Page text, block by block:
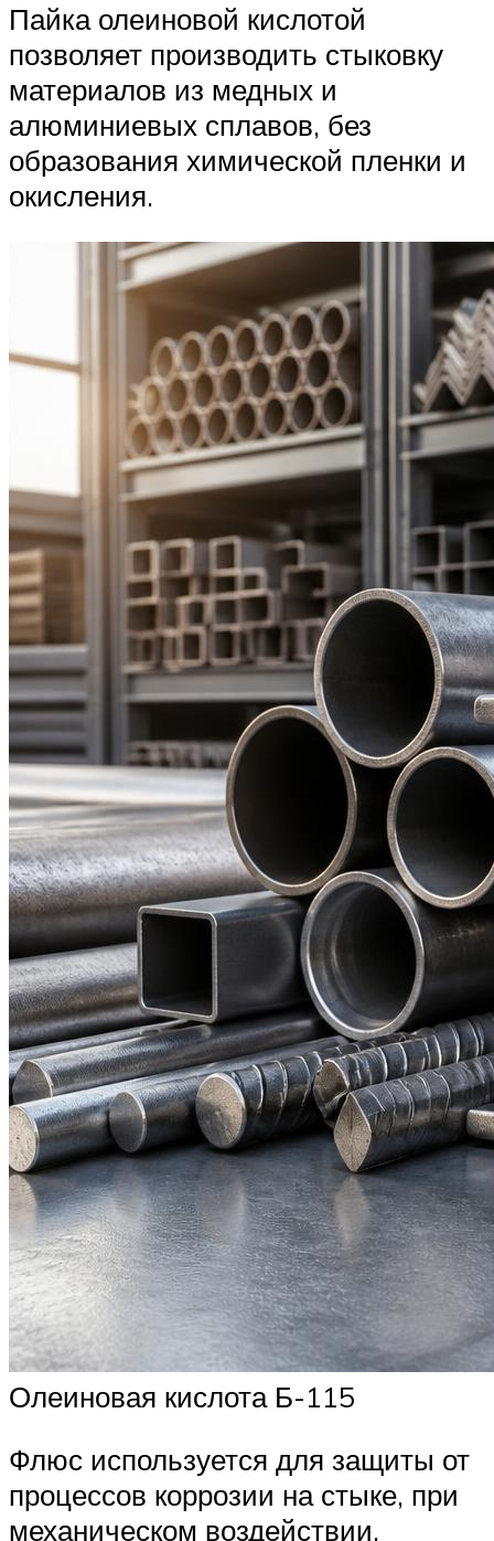
Пайка олеиновой кислотой
позволяет производить стыковку
материалов из медных и
алюминиевых сплавов, без
образования химической пленки и
окисления.
Олеиновая кислота Б-115
Флюс используется для защиты от
процессов коррозии на стыке, при
механическом воздействии,